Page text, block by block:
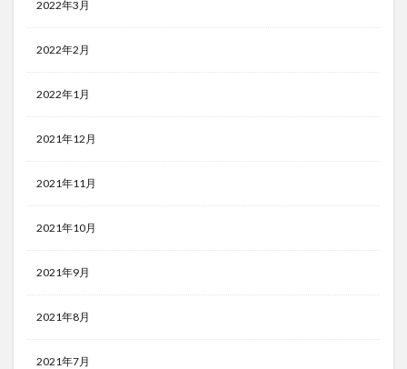
2022年3月
2022年2月
2022年1月
2021年12月
2021年11月
2021年10月
2021年9月
2021年8月
2021年7月